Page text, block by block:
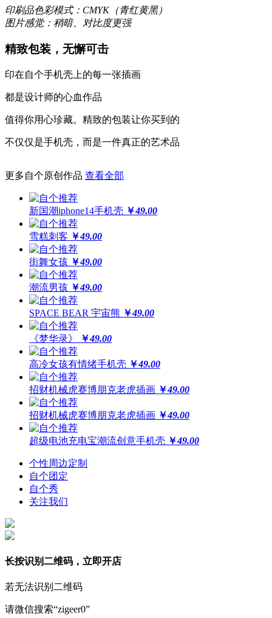
数次改良模具，实现裸机般纤薄手感
更还原
全球领先喷绘工艺，100%高精度印刷
64位高保真色彩，画面高度还原
印刷品色彩模式：CMYK（青红黄黑）
图片感觉：稍暗、对比度更强
精致包装，无懈可击
印在自个手机壳上的每一张插画
都是设计师的心血作品
值得你用心珍藏。精致的包装让你买到的
不仅仅是手机壳，而是一件真正的艺术品
更多自个原创作品 查看全部
新国潮iphone14手机壳 ￥49.00
雪糕刺客 ￥49.00
街舞女孩 ￥49.00
潮流男孩 ￥49.00
SPACE BEAR 宇宙熊 ￥49.00
《梦华录》 ￥49.00
高冷女孩有情绪手机壳 ￥49.00
招财机械虎赛博朋克老虎插画 ￥49.00
招财机械虎赛博朋克老虎插画 ￥49.00
超级电池充电宝潮流创意手机壳 ￥49.00
个性周边定制
自个团定
自个秀
关注我们
长按识别二维码，立即开店
若无法识别二维码
请微信搜索“zigeer0”